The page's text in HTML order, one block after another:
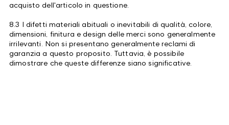
acquisto dell'articolo in questione.
8.3 I difetti materiali abituali o inevitabili di qualità, colore,
dimensioni, finitura e design delle merci sono generalmente
irrilevanti. Non si presentano generalmente reclami di
garanzia a questo proposito. Tuttavia, è possibile
dimostrare che queste differenze siano significative.